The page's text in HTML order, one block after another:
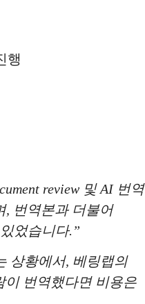
행
review 및 AI 번역
, 번역본과 더불어
었습니다.”
상황에서, 베링랩의
이 번역했다면 비용은